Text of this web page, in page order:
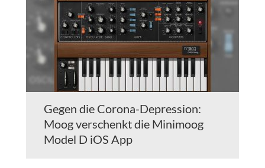
Gegen die Corona-Depression:
Moog verschenkt die Minimoog
Model D iOS App